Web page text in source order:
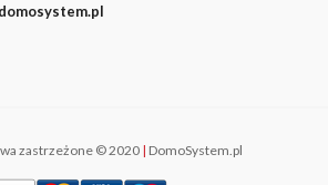
zastrzeżone © 2020 | DomoSystem.pl